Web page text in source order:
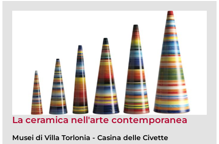
La ceramica nell'arte contemporanea
Musei di Villa Torlonia - Casina delle Civette